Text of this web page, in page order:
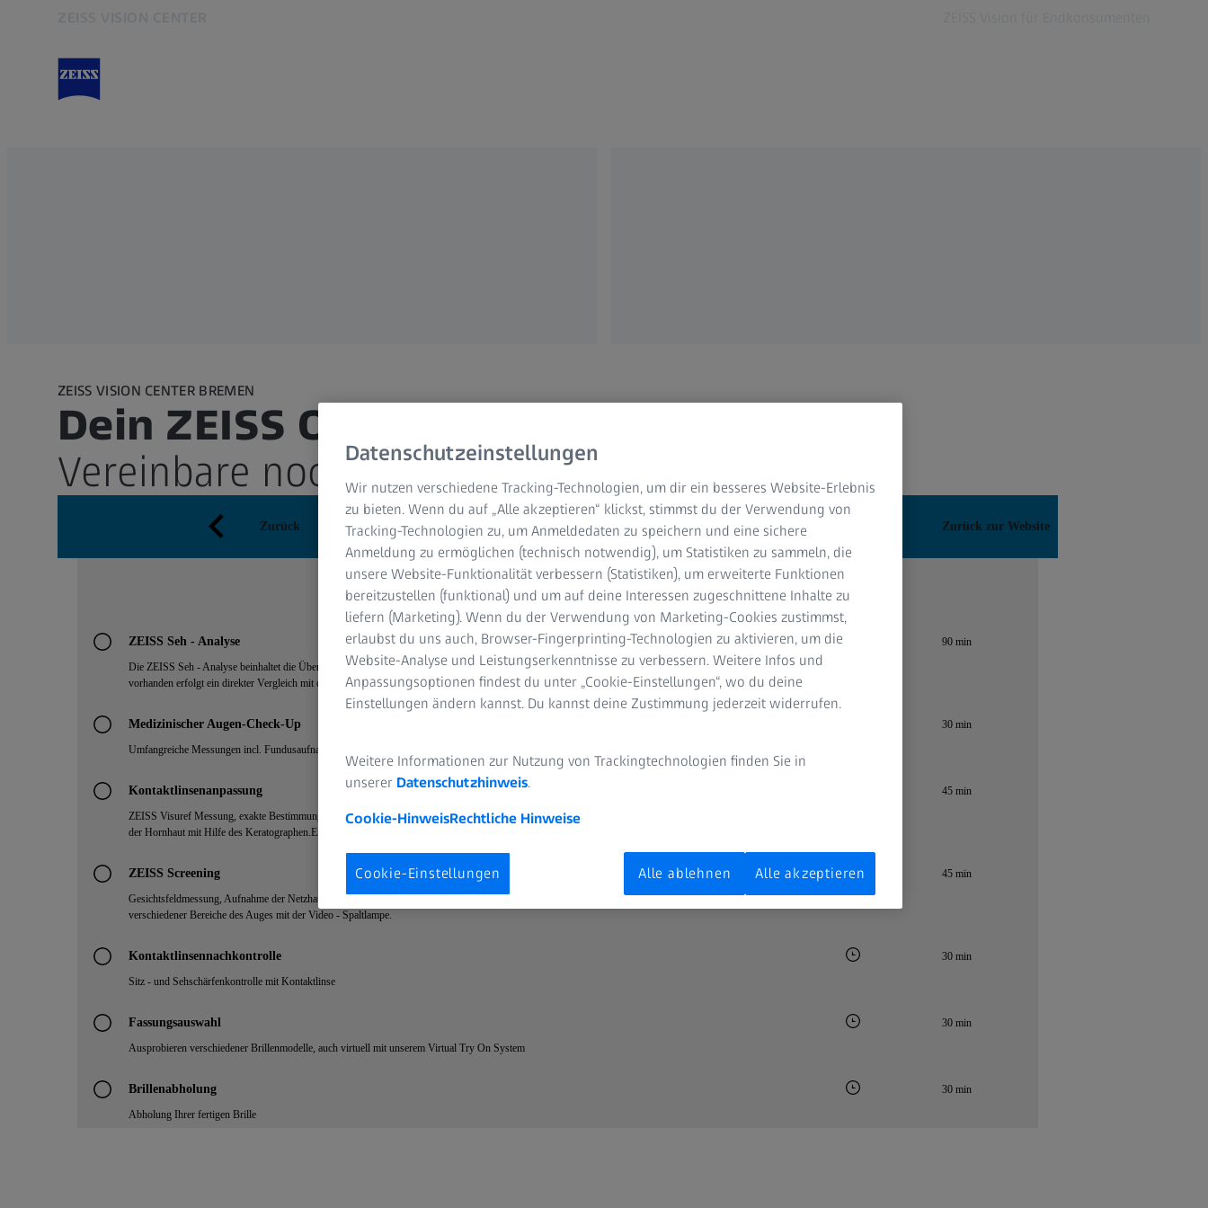
ZEISS VISION CENTER BREMEN
Dein ZEISS Optiker in Bremen
Vereinbare noch heute einen Termin!
Datenschutzeinstellungen
Wir nutzen verschiedene Tracking-Technologien, um dir ein besseres Website-Erlebnis
zu bieten. Wenn du auf „Alle akzeptieren“ klickst, stimmst du der Verwendung von
Tracking-Technologien zu, um Anmeldedaten zu speichern und eine sichere
Anmeldung zu ermöglichen (technisch notwendig), um Statistiken zu sammeln, die
unsere Website-Funktionalität verbessern (Statistiken), um erweiterte Funktionen
bereitzustellen (funktional) und um auf deine Interessen zugeschnittene Inhalte zu
liefern (Marketing). Wenn du der Verwendung von Marketing-Cookies zustimmst,
erlaubst du uns auch, Browser-Fingerprinting-Technologien zu aktivieren, um die
Website-Analyse und Leistungserkenntnisse zu verbessern. Weitere Infos und
Anpassungsoptionen findest du unter „Cookie-Einstellungen“, wo du deine
Einstellungen ändern kannst. Du kannst deine Zustimmung jederzeit widerrufen.
Weitere Informationen zur Nutzung von Trackingtechnologien finden Sie in
unserer Datenschutzhinweis.
Cookie-HinweisRechtliche Hinweise
Cookie-Einstellungen Alle ablehnen Alle akzeptieren